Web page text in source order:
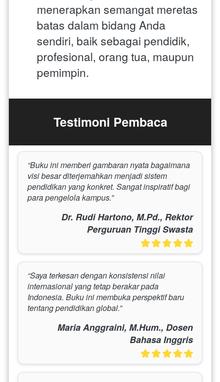
menerapkan semangat meretas
batas dalam bidang Anda
sendiri, baik sebagai pendidik,
profesional, orang tua, maupun
pemimpin.
Testimoni Pembaca
“Buku ini memberi gambaran nyata bagaimana
visi besar diterjemahkan menjadi sistem
pendidikan yang konkret. Sangat inspiratif bagi
para pengelola kampus.”
Dr. Rudi Hartono, M.Pd., Rektor
Perguruan Tinggi Swasta
“Saya terkesan dengan konsistensi nilai
internasional yang tetap berakar pada
Indonesia. Buku ini membuka perspektif baru
tentang pendidikan global.”
Maria Anggraini, M.Hum., Dosen
Bahasa Inggris